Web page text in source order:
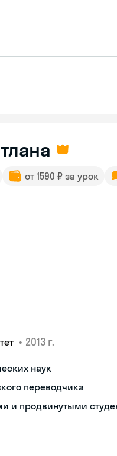
от 1590 ₽ за урок
• 2013 г.
наук
переводчика
и продвинутыми